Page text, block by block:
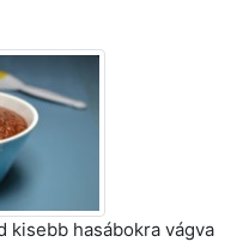
kisebb hasábokra vágva